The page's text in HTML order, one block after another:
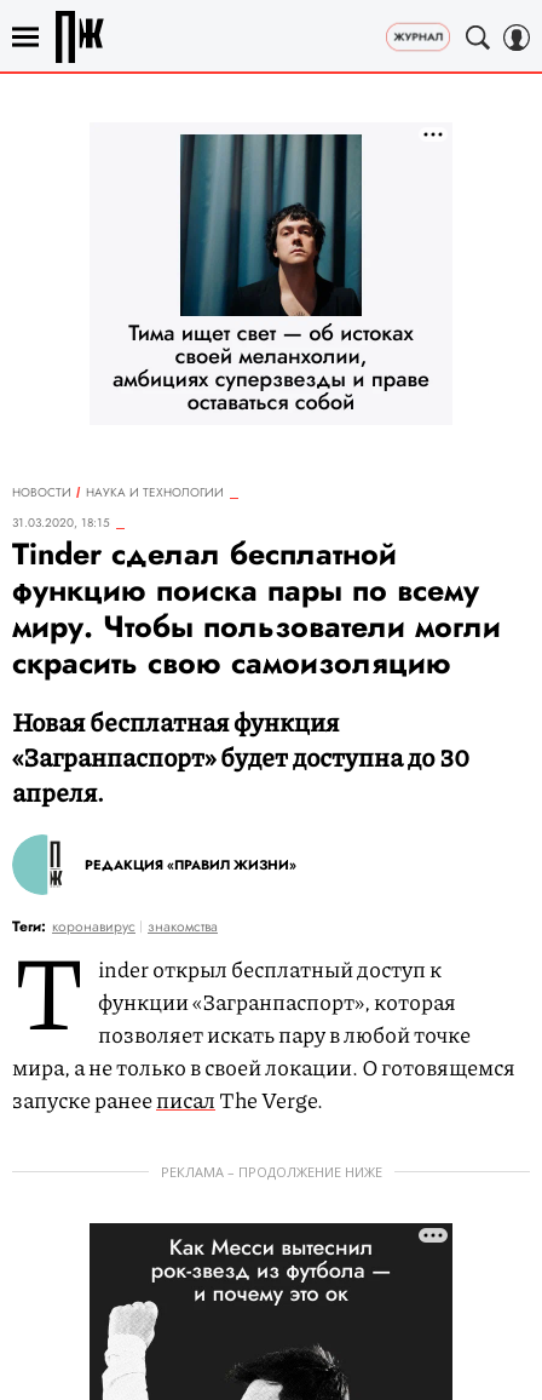
НОВОСТИ
НАУКА И ТЕХНОЛОГИИ
31.03.2020, 18:15
Tinder сделал бесплатной
функцию поиска пары по всему
миру. Чтобы пользователи могли
скрасить свою самоизоляцию
Новая бесплатная функция
«Загранпаспорт» будет доступна до 30
апреля.
РЕДАКЦИЯ «ПРАВИЛ ЖИЗНИ»
Теги: коронавирус знакомства
T inder открыл бесплатный доступ к
функции «Загранпаспорт», которая
позволяет искать пару в любой точке
мира, а не только в своей локации. О готовящемся
запуске ранееписалThe Verge.
РЕКЛАМА – ПРОДОЛЖЕНИЕ НИЖЕ